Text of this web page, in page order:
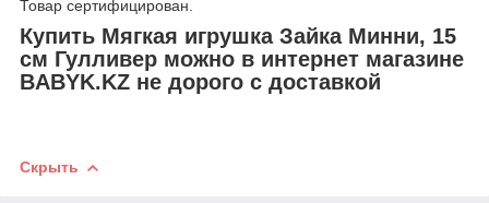
Товар сертифицирован.
Купить Мягкая игрушка Зайка Минни, 15
см Гулливер можно в интернет магазине
BABYK.KZ не дорого с доставкой
Скрыть